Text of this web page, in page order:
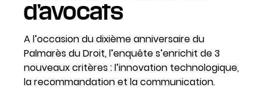
d’avocats
A l’occasion du dixième anniversaire du
Palmarès du Droit, l’enquête s’enrichit de 3
nouveaux critères : l’innovation technologique,
la recommandation et la communication.